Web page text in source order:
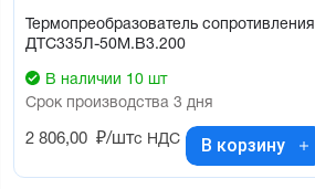
Термопреобразователь сопротивления
ДТС335Л-50М.В3.200
В наличии 10 шт
Срок производства 3 дня
2 806,00 ₽/штс НДС В корзину